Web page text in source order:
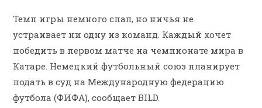
Темп игры немного спал, но ничья не
устраивает ни одну из команд. Каждый хочет
победить в первом матче на чемпионате мира в
Катаре. Немецкий футбольный союз планирует
подать в суд на Международную федерацию
футбола (ФИФА), сообщает BILD.